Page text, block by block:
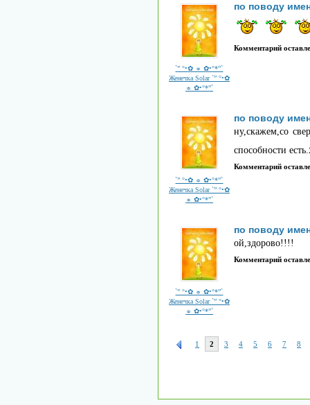
`” °•✿ ☼ ✿•°*”`
Женечка Solar `” °•✿
☼ ✿•°*”`
по поводу
Комментарий
`” °•✿ ☼ ✿•°*”`
Женечка Solar `” °•✿
☼ ✿•°*”`
по поводу
ну,скажем,со
способности
Комментарий
`” °•✿ ☼ ✿•°*”`
Женечка Solar `” °•✿
☼ ✿•°*”`
по поводу
ой,здорово!!!!
Комментарий
1 2 3 4 5 6 7 8